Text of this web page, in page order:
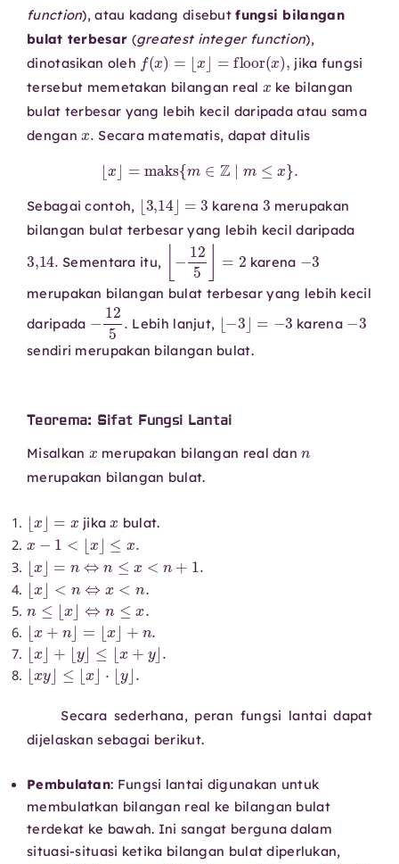
function), atau kadang disebutfungsi bilangan
bulat terbesar (greatest integer function),
dinotasikan oleh
f(x ) ⌋ floor ,
jika fungsi
tersebut memetakan bilangan real
x
ke bilangan
bulat terbesar yang lebih kecil daripada atau sama
dengan
Secara matematis, dapat ditulis
⌊ =maks{m∈Z ∣ m ≤x }.
Sebagai contoh,
⌊ 3 14 ⌋
karena
3
merupakan
bilangan bulat terbesar yang lebih kecil daripada
3 14.
Sementara itu,
125
karena
3
merupakan bilangan bulat terbesar yang lebih kecil
daripada
125
Lebih lanjut,
⌊ 3⌋ =
karena
3
sendiri merupakan bilangan bulat.
Teorema: Sifat Fungsi Lantai
Misalkan
merupakan bilangan real dan
merupakan bilangan bulat.
⌊ ⌋
jika bulat.
x −1 < ⌋≤
.
⌊
⌋ ⇔ n ≤x <n
⌊x⌋ ⇔ x < n.
n≤⌊ x⌋ ⇔ n≤ x.
⌊x +n⌋=⌊ x⌋+n .
⌊x⌋ + ⌊y⌋ ≤⌊x+y⌋
⌊xy ⌋≤ x⌋⋅ ⌊y .
Secara sederhana, peran fungsi lantai dapat
dijelaskan sebagai berikut.
Pembulatan: Fungsi lantai digunakan untuk
membulatkan bilangan real ke bilangan bulat
terdekat ke bawah. Ini sangat berguna dalam
situasi-situasi ketika bilangan bulat diperlukan,